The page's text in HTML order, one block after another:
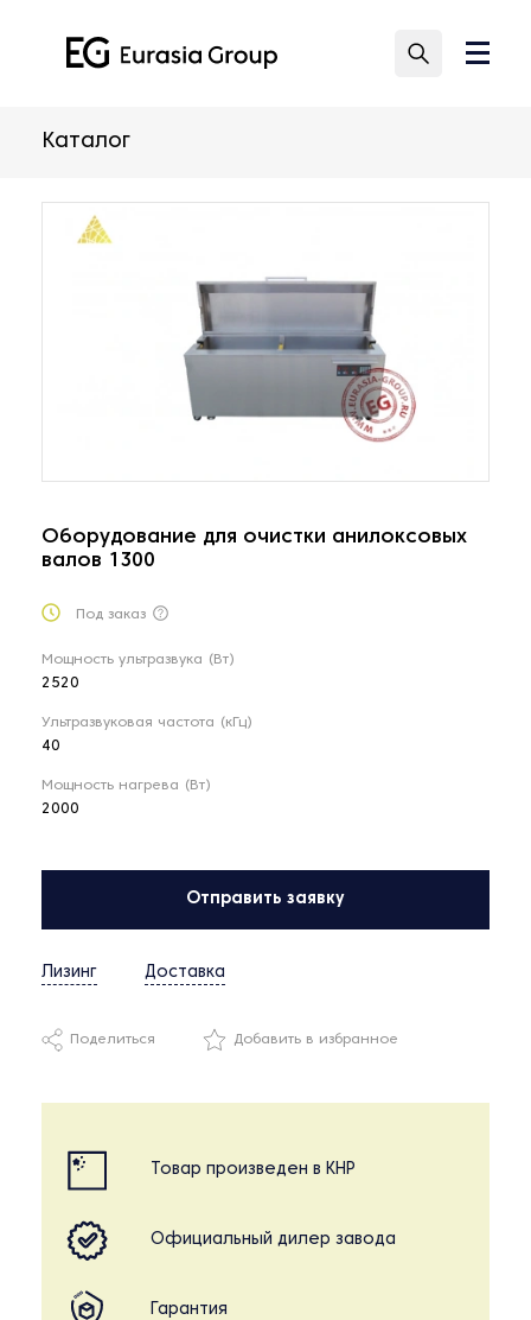
Каталог
Оборудование для очистки анилоксовых
валов 1300
Под заказ
Мощность ультразвука (Вт)
2520
Ультразвуковая частота (кГц)
40
Мощность нагрева (Вт)
2000
Отправить заявку
Лизинг Доставка
Поделиться Добавить в избранное
Товар произведен в КНР
Официальный дилер завода
Гарантия